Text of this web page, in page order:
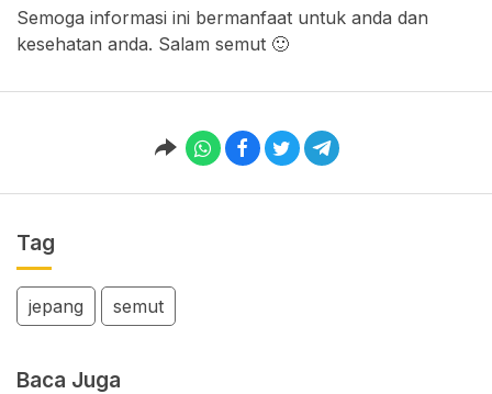
Semoga informasi ini bermanfaat untuk anda dan
kesehatan anda. Salam semut 🙂
Tag
jepang semut
Baca Juga